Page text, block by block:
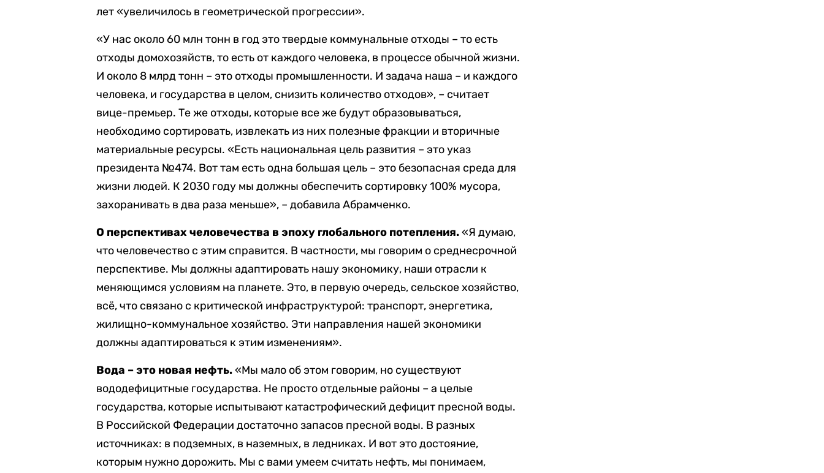
лет «увеличилось в геометрической прогрессии».
«У нас около 60 млн тонн в год это твердые коммунальные отходы – то есть
отходы домохозяйств, то есть от каждого человека, в процессе обычной жизни.
И около 8 млрд тонн – это отходы промышленности. И задача наша – и каждого
человека, и государства в целом, снизить количество отходов», – считает
вице-премьер. Те же отходы, которые все же будут образовываться,
необходимо сортировать, извлекать из них полезные фракции и вторичные
материальные ресурсы. «Есть национальная цель развития – это указ
президента №474. Вот там есть одна большая цель – это безопасная среда для
жизни людей. К 2030 году мы должны обеспечить сортировку 100% мусора,
захоранивать в два раза меньше», – добавила Абрамченко.
О перспективах человечества в эпоху глобального потепления.«Я думаю,
что человечество с этим справится. В частности, мы говорим о среднесрочной
перспективе. Мы должны адаптировать нашу экономику, наши отрасли к
меняющимся условиям на планете. Это, в первую очередь, сельское хозяйство,
всё, что связано с критической инфраструктурой: транспорт, энергетика,
жилищно-коммунальное хозяйство. Эти направления нашей экономики
должны адаптироваться к этим изменениям».
Вода – это новая нефть. «Мы мало об этом говорим, но существуют
вододефицитные государства. Не просто отдельные районы – а целые
государства, которые испытывают катастрофический дефицит пресной воды.
В Российской Федерации достаточно запасов пресной воды. В разных
источниках: в подземных, в наземных, в ледниках. И вот это достояние,
которым нужно дорожить. Мы с вами умеем считать нефть, мы понимаем,